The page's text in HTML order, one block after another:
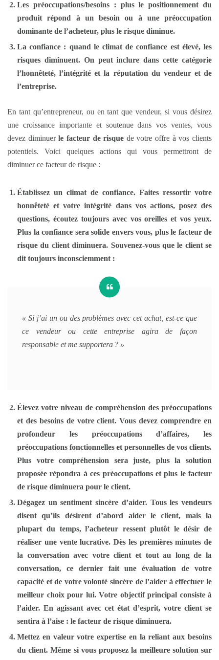
Les préoccupations/besoins : plus le positionnement du
produit répond à un besoin ou à une préoccupation
dominante de l’acheteur, plus le risque diminue.
La confiance : quand le climat de confiance est élevé, les
risques diminuent. On peut inclure dans cette catégorie
l’honnêteté, l’intégrité et la réputation du vendeur et de
l’entreprise.
En tant qu’entrepreneur, ou en tant que vendeur, si vous désirez
une croissance importante et soutenue dans vos ventes, vous
devez diminuerle facteur de risque de votre offre à vos clients
potentiels. Voici quelques actions qui vous permettront de
diminuer ce facteur de risque :
Établissez un climat de confiance. Faites ressortir votre
honnêteté et votre intégrité dans vos actions, posez des
questions, écoutez toujours avec vos oreilles et vos yeux.
Plus la confiance sera solide envers vous, plus le facteur de
risque du client diminuera. Souvenez-vous que le client se
dit toujours inconsciemment :
« Si j’ai un ou des problèmes avec cet achat, est-ce que
ce vendeur ou cette entreprise agira de façon
responsable et me supportera ? »
Élevez votre niveau de compréhension des préoccupations
et des besoins de votre client.Vous devez comprendre en
profondeur les préoccupations d’affaires, les
préoccupations fonctionnelles et personnelles de vos clients.
Plus votre compréhension sera juste, plus la solution
proposée répondra à ces préoccupations et plus le facteur
de risque diminuera pour le client.
Dégagez un sentiment sincère d’aider. Tous les vendeurs
disent qu’ils désirent d’abord aider le client, mais la
plupart du temps, l’acheteur ressent plutôt le désir de
réaliser une vente lucrative. Dès les premières minutes de
la conversation avec votre client et tout au long de la
conversation, ce dernier fait une évaluation de votre
capacité et de votre volonté sincère de l’aider à effectuer le
meilleur choix pour lui. Votre objectif principal consiste à
l’aider. En agissant avec cet état d’esprit, votre client se
sentira à l’aise : le facteur de risque diminuera.
Mettez en valeur votre expertise en la reliant aux besoins
du client.Même si vous proposez la meilleure solution sur